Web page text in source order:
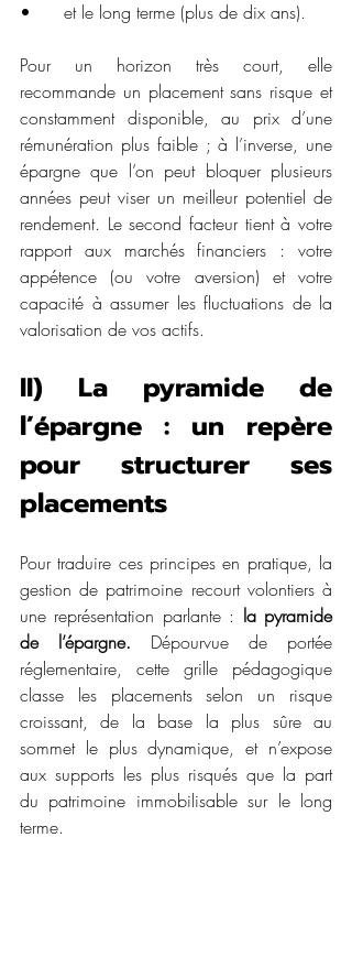
•	et le long terme (plus de dix ans).
Pour un horizon très court, elle
recommande un placement sans risque et
constamment disponible, au prix d’une
rémunération plus faible ; à l’inverse, une
épargne que l’on peut bloquer plusieurs
années peut viser un meilleur potentiel de
rendement. Le second facteur tient à votre
rapport aux marchés financiers : votre
appétence (ou votre aversion) et votre
capacité à assumer les fluctuations de la
valorisation de vos actifs.
II) La pyramide de
l’épargne : un repère
pour structurer ses
placements
Pour traduire ces principes en pratique, la
gestion de patrimoine recourt volontiers à
une représentation parlante : la pyramide
de l’épargne. Dépourvue de portée
réglementaire, cette grille pédagogique
classe les placements selon un risque
croissant, de la base la plus sûre au
sommet le plus dynamique, et n’expose
aux supports les plus risqués que la part
du patrimoine immobilisable sur le long
terme.